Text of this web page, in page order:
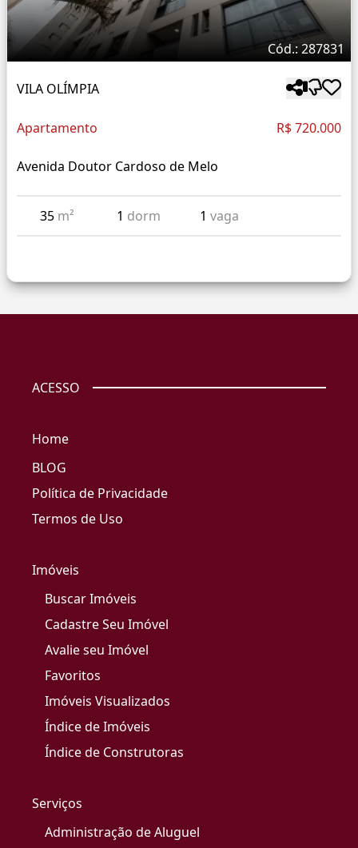
Cód.: 287831
VILA OLÍMPIA
Apartamento R$ 720.000
Avenida Doutor Cardoso de Melo
35 m² 1 dorm 1vaga
ACESSO
Home
BLOG
Política de Privacidade
Termos de Uso
Imóveis
Buscar Imóveis
Cadastre Seu Imóvel
Avalie seu Imóvel
Favoritos
Imóveis Visualizados
Índice de Imóveis
Índice de Construtoras
Serviços
Administração de Aluguel